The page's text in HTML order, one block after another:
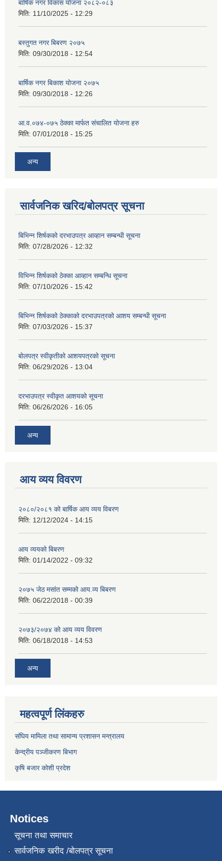
बार्षिक नगर विकास योजना २०८२-०८३
मिति: 11/10/2025 - 12:29
बस्तुगत नगर बिबरण २०७५
मिति: 09/30/2018 - 12:54
बार्षिक नगर बिकाश योजना २०७५
मिति: 09/30/2018 - 12:26
आ.व.०७४-०७५ ठेक्का मार्फत संचालित योजना हरु
मिति: 07/01/2018 - 15:25
अन्य
सार्वजनिक खरिद/बोलपत्र सूचना
बिभिन्‍न शिर्षकको दरभाउपत्र आव्हान सम्बन्धी सूचना
मिति: 07/28/2026 - 12:32
विभिन्न शिर्षकको ठेक्का आव्हान सम्बन्धि सूचना
मिति: 07/10/2026 - 15:42
बिभिन्‍न शिर्षकको ठेक्काको दरभाउपत्रको आशय सम्बन्धी सूचना
मिति: 07/03/2026 - 15:37
बोलपत्र स्वीकृतीको आशयपत्रको सूचना
मिति: 06/29/2026 - 13:04
दरभाउपत्र स्वीकृत आशयको सूचना
मिति: 06/26/2026 - 16:05
अन्य
आय व्यय विवरण
२०८०/२०८१ को बार्षिक आय व्यय विबरण
मिति: 12/12/2024 - 14:15
आय व्ययको बिबरण
मिति: 01/14/2022 - 09:32
२०७५ जेठ मसांत सम्मको आय.व्य बिबरण
मिति: 06/22/2018 - 00:39
२०७३/२०७४ को आय व्यय विवरण
मिति: 06/18/2018 - 14:53
अन्य
महत्वपूर्ण लिंकहरु
संघिय मामिला तथा सामान्य प्रशासन मन्त्रालय
केन्द्रीय पञ्जीकरण बिभाग
कृषि बजार कोशी प्रदेश
Notices
सूचना तथा समाचार
सार्वजनिक खरीद /बोलपत्र सूचना